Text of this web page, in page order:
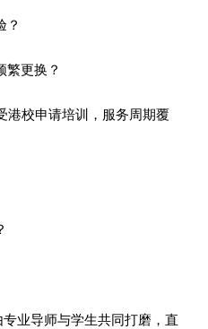
？
繁更换？
港校申请培训，服务周期覆
业导师与学生共同打磨，直